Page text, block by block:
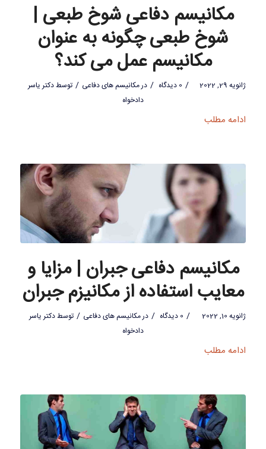
مکانیسم دفاعی شوخ طبعی |
شوخ طبعی چگونه به عنوان
مکانیسم عمل می کند؟
ژانویه 29, 2022 / 0 دیدگاه / درمکانیسم های دفاعی / توسطدکتر یاسر
دادخواه
ادامه مطلب
مکانیسم دفاعی جبران | مزایا و
معایب استفاده از مکانیزم جبران
ژانویه 10, 2022 / 0 دیدگاه / درمکانیسم های دفاعی / توسطدکتر یاسر
دادخواه
ادامه مطلب